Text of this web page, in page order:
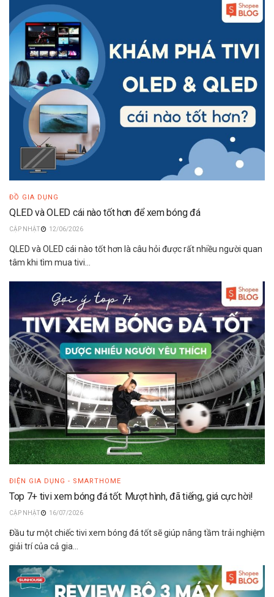
ĐỒ GIA DỤNG
QLED và OLED cái nào tốt hơn để xem bóng đá
12/06/2026
QLED và OLED cái nào tốt hơn là câu hỏi được rất nhiều người quan
tâm khi tìm mua tivi...
ĐIỆN GIA DỤNG - SMARTHOME
Top 7+ tivi xem bóng đá tốt: Mượt hình, đã tiếng, giá cực hời!
16/07/2026
Đầu tư một chiếc tivi xem bóng đá tốt sẽ giúp nâng tầm trải nghiệm
giải trí của cả gia...